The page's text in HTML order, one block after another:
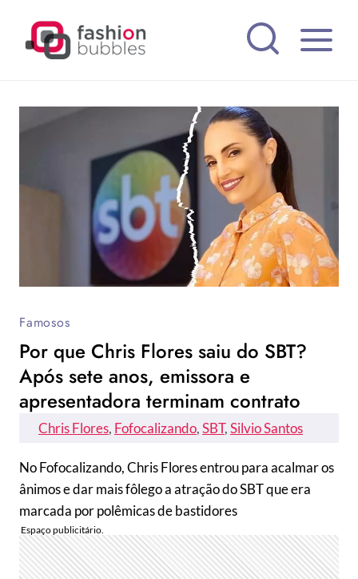
Famosos
Por que Chris Flores saiu do SBT?
Após sete anos, emissora e
apresentadora terminam contrato
Chris Flores, Fofocalizando, SBT, Silvio Santos
No Fofocalizando, Chris Flores entrou para acalmar os
ânimos e dar mais fôlego a atração do SBT que era
marcada por polêmicas de bastidores